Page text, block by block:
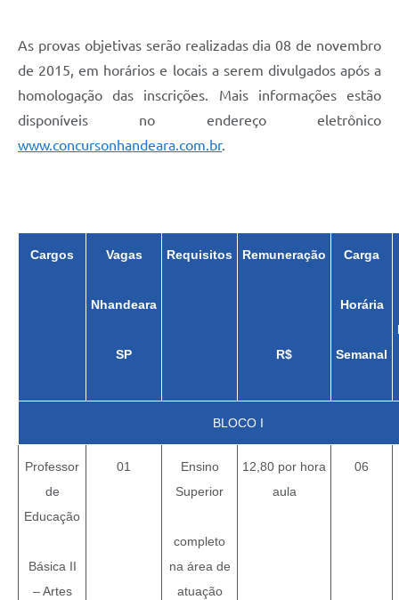
As provas objetivas serão realizadas dia 08 de novembro
de 2015, em horários e locais a serem divulgados após a
homologação das inscrições. Mais informações estão
disponíveis no endereço eletrônico
www.concursonhandeara.com.br.
Cargos Vagas
Nhandeara
SP
Requisitos Remuneração
R$
Carga
Horária
Semanal
BLOCO I
Professor
de
Educação
Básica II
– Artes
01
Ensino
Superior
completo
na área de
atuação
12,80 por hora
aula
06